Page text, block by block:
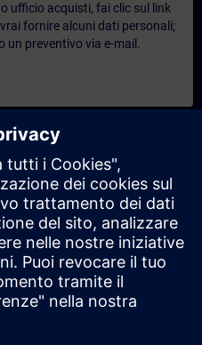
ufficio acquisti, fai clic sul link
fornire alcuni dati personali;
un preventivo via e-mail.
di formazione
se hai bisogno di un
esclusivo in sede,
di formazione SITRAIN.
gruppi più numerosi (da 6
i tuoi dati di contatto e le tue
da parte nostra.